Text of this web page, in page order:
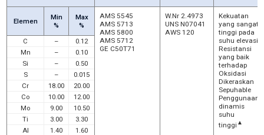
Elemen
Min
%
Max
%
C
–
0.12
Mn
–
0.10
Si
–
0.50
S
–
0.015
Cr
18.00
20.00
Co
10.00
12.00
Mo
9.00
10.50
Ti
3.00
3.30
Al
1.40
1.60
AMS 5545
AMS 5713
AMS 5800
AMS 5712
GE C50T71
W.Nr 2.4973
UNS N07041
AWS 120
Kekuatan
yang sangat
tinggi pada
suhu elevasi
Resistansi
yang baik
terhadap
Oksidasi
Dikeraskan
Sepuhable
Penggunaan
dinamis
suhu
tinggi ▲